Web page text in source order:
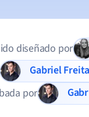
diseñado por
Gabriel
por